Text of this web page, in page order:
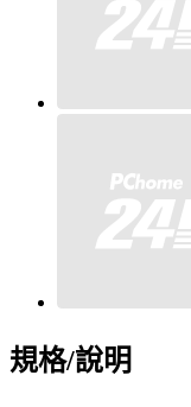
規格/說明